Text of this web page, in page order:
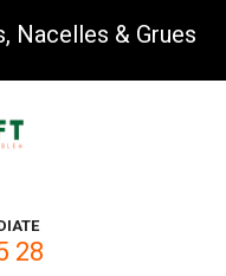
Nacelles & Grues
28